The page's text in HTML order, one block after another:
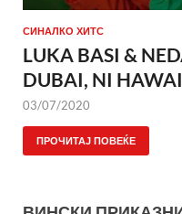
СИНАЛКО ХИТС
LUKA BASI &
DUBAI, NI
03/07/2020
ПРОЧИТАЈ ПОВЕЌЕ